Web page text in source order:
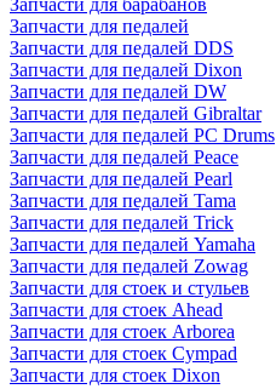
Запчасти для барабанов
Запчасти для педалей
Запчасти для педалей DDS
Запчасти для педалей Dixon
Запчасти для педалей DW
Запчасти для педалей Gibraltar
Запчасти для педалей PC Drums
Запчасти для педалей Peace
Запчасти для педалей Pearl
Запчасти для педалей Tama
Запчасти для педалей Trick
Запчасти для педалей Yamaha
Запчасти для педалей Zowag
Запчасти для стоек и стульев
Запчасти для стоек Ahead
Запчасти для стоек Arborea
Запчасти для стоек Cympad
Запчасти для стоек Dixon